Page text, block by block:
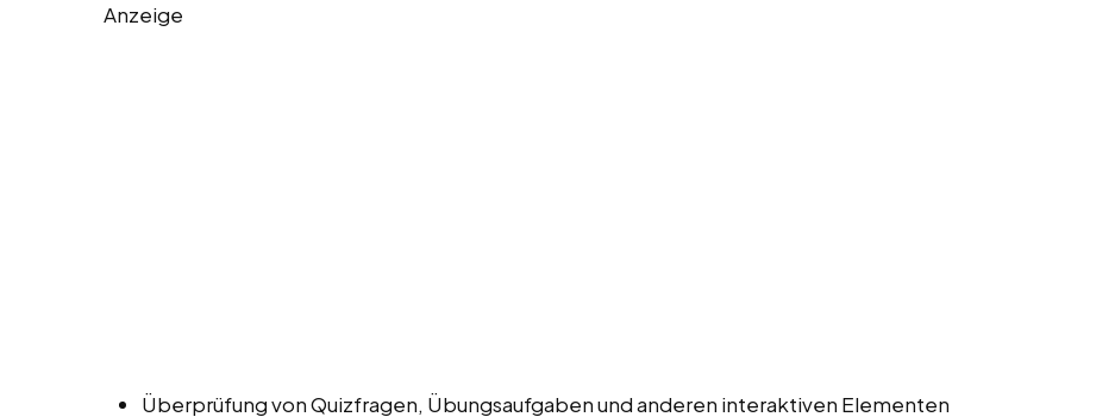
Anzeige
Überprüfung von Quizfragen, Übungsaufgaben und anderen interaktiven Elementen